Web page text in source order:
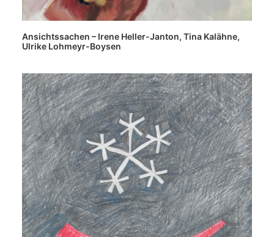
Ansichtssachen – Irene Heller-Janton, Tina Kalähne,
Ulrike Lohmeyr-Boysen